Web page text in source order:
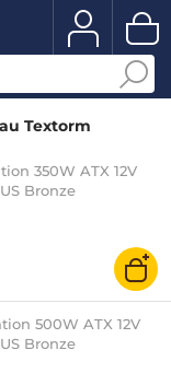
Textorm
350W ATX 12V
Bronze
500W ATX 12V
Bronze